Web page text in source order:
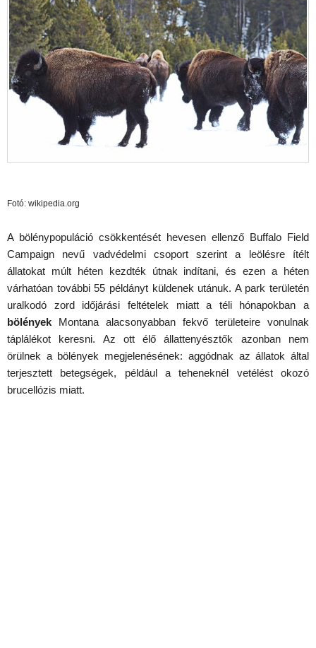
Fotó: wikipedia.org
A bölénypopuláció csökkentését hevesen ellenző Buffalo Field
Campaign nevű vadvédelmi csoport szerint a leölésre ítélt
állatokat múlt héten kezdték útnak indítani, és ezen a héten
várhatóan további 55 példányt küldenek utánuk. A park területén
uralkodó zord időjárási feltételek miatt a téli hónapokban a
bölények Montana alacsonyabban fekvő területeire vonulnak
táplálékot keresni. Az ott élő állattenyésztők azonban nem
örülnek a bölények megjelenésének: aggódnak az állatok által
terjesztett betegségek, például a teheneknél vetélést okozó
brucellózis miatt.